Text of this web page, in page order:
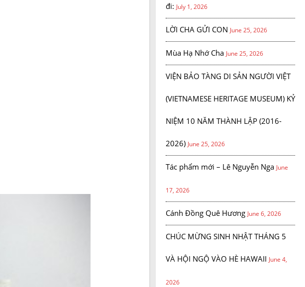
đi: July 1, 2026
LỜI CHA GỬI CON June 25, 2026
Mùa Hạ Nhớ Cha June 25, 2026
VIỆN BẢO TÀNG DI SẢN NGƯỜI VIỆT
(VIETNAMESE HERITAGE MUSEUM) KỶ
NIỆM 10 NĂM THÀNH LẬP (2016-
2026) June 25, 2026
Tác phẩm mới – Lê Nguyễn Nga June
17, 2026
Cánh Đồng Quê Hương June 6, 2026
CHÚC MỪNG SINH NHẬT THÁNG 5
VÀ HỘI NGỘ VÀO HÈ HAWAII June 4,
2026